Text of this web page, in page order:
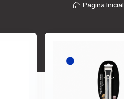
Pàgina Inicial